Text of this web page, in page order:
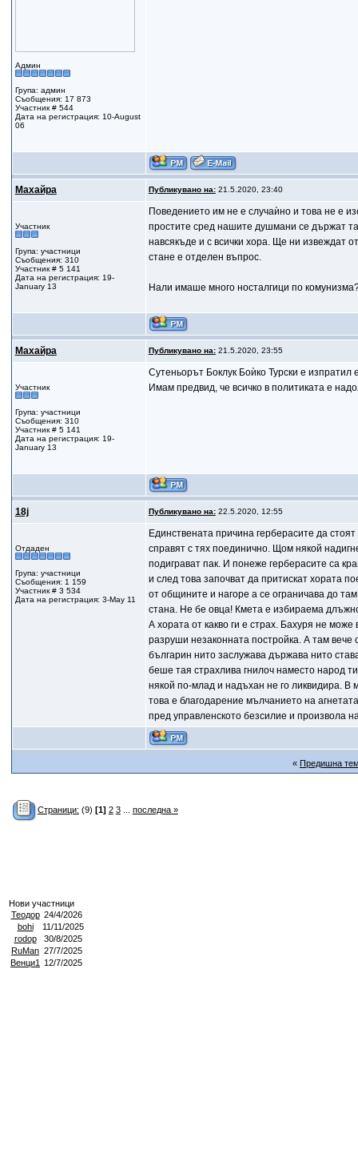
Админ
Група: админ
Съобщения: 17 873
Участник # 544
Дата на регистрация: 10-August
06
Махайра Публикувано на:21.5.2020, 23:40
Участник
Група: участници
Съобщения: 310
Участник # 5 141
Дата на регистрация: 19-
January 13
Поведението им не е случаѝно и това не е
простите сред нашите душмани се държат
навсякъде и с всички хора. Ще ни извеждат
стане е отделен въпрос.
Нали имаше много носталгици по
Махайра Публикувано на:21.5.2020, 23:55
Участник
Група: участници
Съобщения: 310
Участник # 5 141
Дата на регистрация: 19-
January 13
Сутеньорът Боклук Боѝко Турски е изпратил
Имам предвид, че всичко в политиката е
18j Публикувано на:22.5.2020, 12:55
Отдаден
Група: участници
Съобщения: 1 159
Участник # 3 534
Дата на регистрация: 3-May 11
Единствената причина герберасите да
справят с тях поединично. Щом някой
подиграват пак. И понеже герберасите са
и след това започват да притискат хората
от общините и нагоре а се ограничава до
стана. Не бе овца! Кмета е избираема
А хората от какво ги е страх. Бахуря не
разруши незаконната постройка. А там
българин нито заслужава държава нито
беше тая страхлива гнилоч наместо народ
някой по-млад и надъхан не го ликвидира.
това е благодарение мълчанието на
пред управленското безсилие и произвола
« Предишна
Страници: (9) [1] 2 3... последна »
Нови участници
Теодор 24/4/2026
bohi
11/11/2025
rodop
30/8/2025
RuMan 27/7/2025
Венци1
12/7/2025